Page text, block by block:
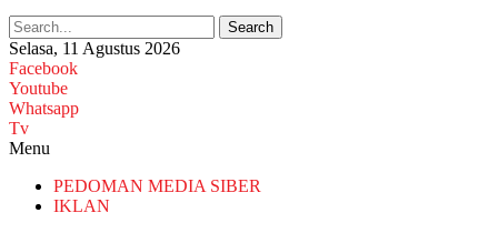
Search
Selasa, 11 Agustus 2026
Facebook
Youtube
Whatsapp
Tv
Menu
PEDOMAN MEDIA SIBER
IKLAN